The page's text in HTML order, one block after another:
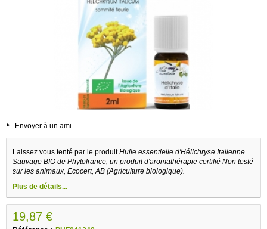
Envoyer à un ami
Laissez vous tenté par le produitHuile essentielle d'Hélichryse Italienne
Sauvage BIO de Phytofrance, un produit d'aromathérapie certifié Non testé
sur les animaux, Ecocert, AB (Agriculture biologique).
Plus de détails...
19,87 €